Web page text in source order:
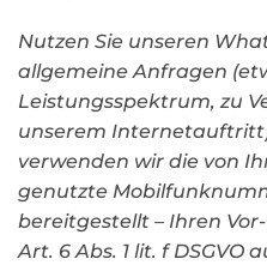
Nutzen Sie unseren
allgemeine Anfragen
Leistungsspektrum, zu
unserem
verwenden wir die von
genutzte
bereitgestellt – Ihren
Art. 6 Abs. 1 lit. f DSGVO